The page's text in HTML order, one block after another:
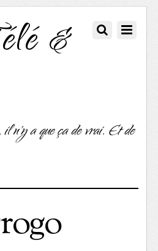
&
il n'y a que ça de vrai. Et de